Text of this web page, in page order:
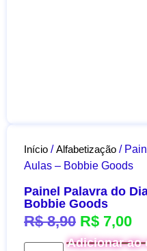
Início /Alfabetização /
Aulas – Bobbie Goods
Painel Palavra do
Bobbie Goods
R$8,90 R$ 7,00
Adicionar ao